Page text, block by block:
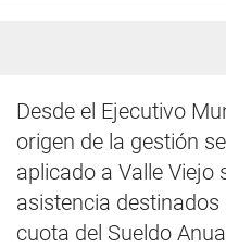
Desde el Ejecutivo
origen de la gestión
aplicado a Valle Viejo
asistencia
cuota del Sueldo